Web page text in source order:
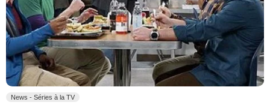
News - Séries à la TV